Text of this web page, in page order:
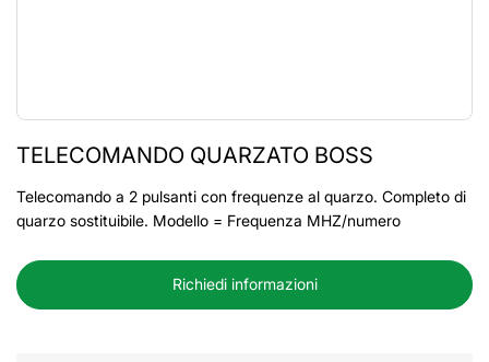
TELECOMANDO QUARZATO BOSS
Telecomando a 2 pulsanti con frequenze al quarzo. Completo di
quarzo sostituibile. Modello = Frequenza MHZ/numero
Richiedi informazioni